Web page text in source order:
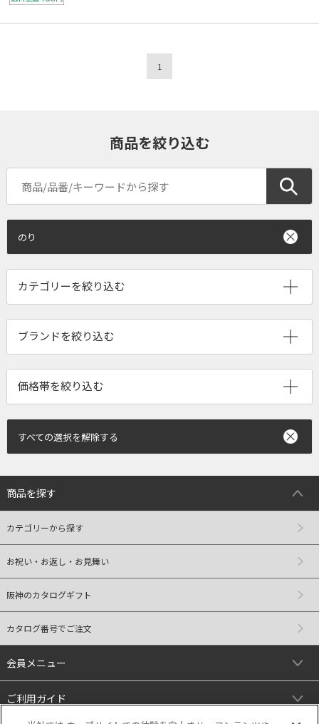
1
商品を絞り込む
のり
ブランドを絞り込む
すべての選択を解除する
商品を探す
カテゴリーから探す
お祝い・お返し・お見舞い
阪神のカタログギフト
カタログ番号でご注文
会員メニュー
ご利用ガイド